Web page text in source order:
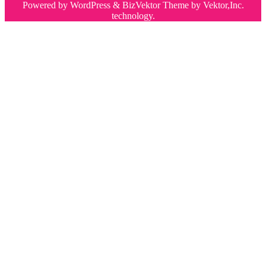
Powered by WordPress& BizVektor Themeby Vektor,Inc.
technology.